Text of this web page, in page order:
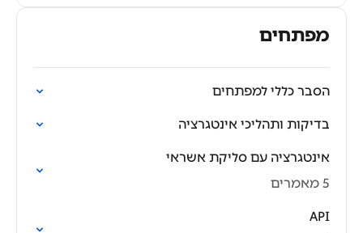
מפתחים
הסבר כללי למפתחים
בדיקות ותהליכי אינטגרציה
אינטגרציה עם סליקת אשראי
5 מאמרים
API